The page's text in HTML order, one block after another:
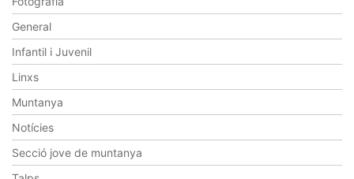
General
Infantil i Juvenil
Linxs
Muntanya
Notícies
Secció jove de muntanya